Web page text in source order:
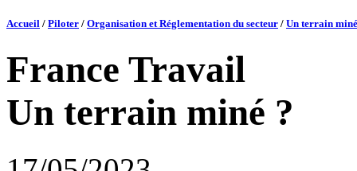
Accueil / Piloter / Organisation et Réglementation du secteur / Un terrain
France Travail
Un terrain miné ?